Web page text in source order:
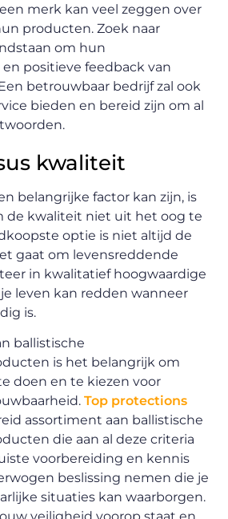
merk kan veel zeggen over
producten. Zoek naar
om hun
positieve feedback van
betrouwbaar bedrijf zal ook
bieden en bereid zijn om al
kwaliteit
belangrijke factor kan zijn, is
de kwaliteit niet uit het oog te
optie is niet altijd de
gaat om levensreddende
in kwalitatief hoogwaardige
leven kan redden wanneer
is.
ballistische
is het belangrijk om
doen en te kiezen voor
Top protections
assortiment aan ballistische
die aan al deze criteria
voorbereiding en kennis
beslissing nemen die je
situaties kan waarborgen.